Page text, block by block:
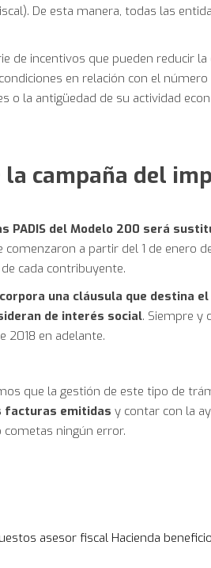
De esta manera, todas las
de incentivos que pueden reducir
en relación con el
o la antigüedad de su actividad
la campaña del
PADIS del Modelo 200 será
a partir del 1 de enero
cada contribuyente.
una cláusula que destina
de interés social. Siempre y
2018 en adelante.
que la gestión de este tipo de
facturas emitidas y contar con la
ningún error.
asesor fiscal Hacienda